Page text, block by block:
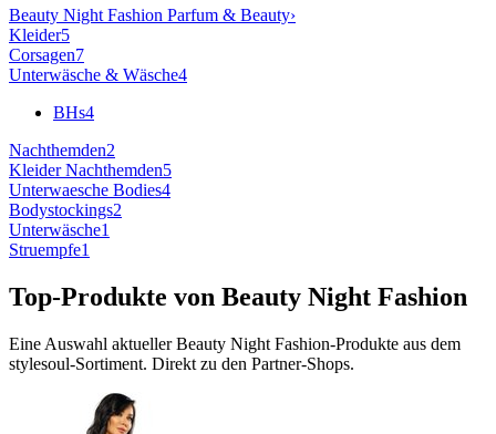
Beauty Night Fashion Parfum & Beauty›
Kleider5
Corsagen7
Unterwäsche & Wäsche4
BHs4
Nachthemden2
Kleider Nachthemden5
Unterwaesche Bodies4
Bodystockings2
Unterwäsche1
Struempfe1
Top-Produkte von Beauty Night Fashion
Eine Auswahl aktuellerBeauty Night Fashion-Produkte aus dem
stylesoul-Sortiment. Direkt zu den Partner-Shops.